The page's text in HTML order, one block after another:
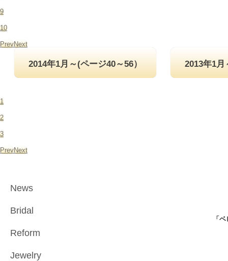
9
10
PrevNext
2014年1月～(ページ40～56） 2013年1月
1
2
3
PrevNext
News
Bridal
Reform
Jewelry
「